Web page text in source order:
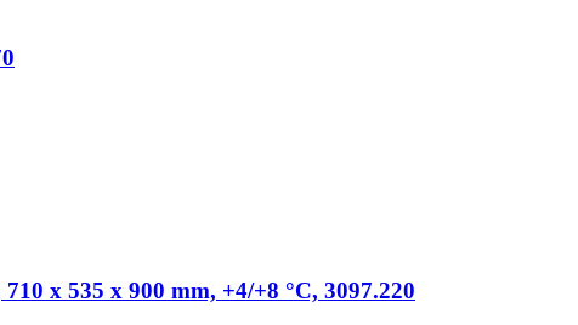
x 535 x 900 mm, +4/+8 °C, 3097.220